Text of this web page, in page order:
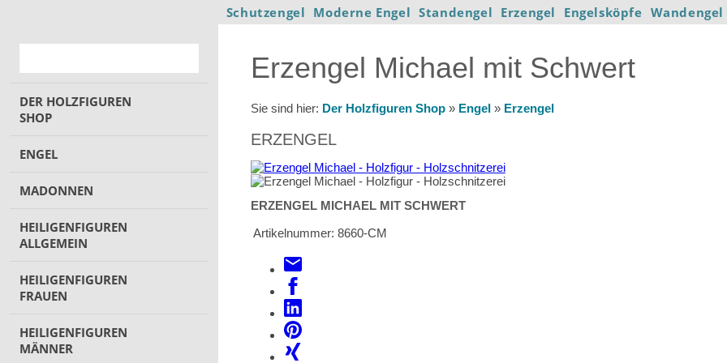
Schutzengel Moderne Engel Standengel Erzengel Engelsköpfe Wandengel
DER HOLZFIGUREN
SHOP
ENGEL
MADONNEN
HEILIGENFIGUREN
ALLGEMEIN
HEILIGENFIGUREN
FRAUEN
HEILIGENFIGUREN
MÄNNER
Erzengel Michael mit Schwert
Sie sind hier: Der Holzfiguren Shop» Engel» Erzengel
ERZENGEL
ERZENGEL MICHAEL MIT SCHWERT
Artikelnummer: 8660-CM